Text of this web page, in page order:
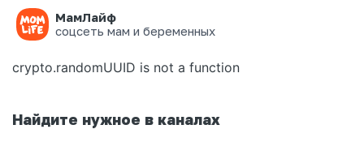
МамЛайф
соцсеть мам и беременных
Ошибка на странице
crypto.randomUUID is not a function
Найдите нужное в каналах